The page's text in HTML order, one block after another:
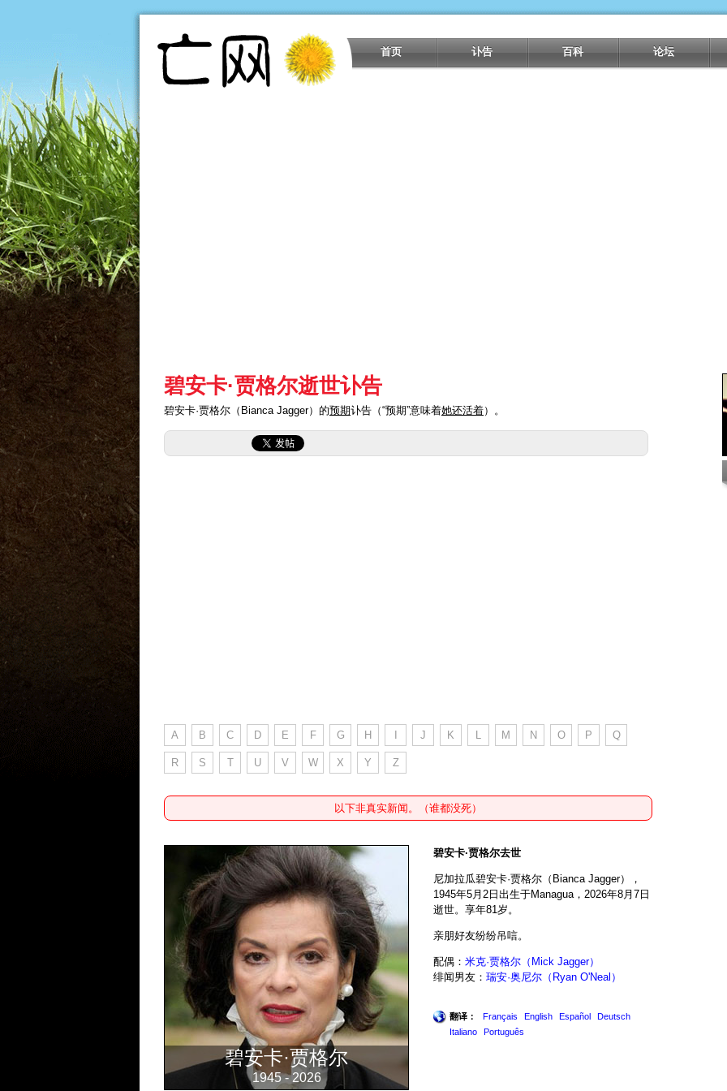
首页 讣告 百科 论坛
碧安卡·贾格尔逝世讣告
碧安卡·贾格尔（Bianca Jagger）的预期讣告（“预期”意味着她还活着）。
A B C D E F G H J K L M N O P Q
R S T U V W X Y Z
以下非真实新闻。（谁都没死）
碧安卡·贾格尔
1945 - 2026
碧安卡·贾格尔去世
尼加拉瓜碧安卡·贾格尔（Bianca Jagger），
1945年5月2日出生于Managua，2026年8月7日
逝世。享年81岁。
亲朋好友纷纷吊唁。
配偶： 米克·贾格尔（Mick Jagger）
绯闻男友： 瑞安·奥尼尔（Ryan O'Neal）
翻译： Français English Español
Deutsch
Italiano
Português